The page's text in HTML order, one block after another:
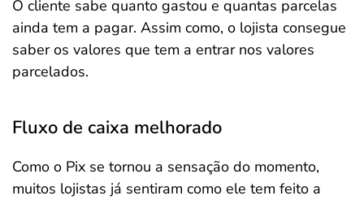
O cliente sabe quanto gastou e quantas parcelas
ainda tem a pagar. Assim como, o lojista consegue
saber os valores que tem a entrar nos valores
parcelados.
Fluxo de caixa melhorado
Como o Pix se tornou a sensação do momento,
muitos lojistas já sentiram como ele tem feito a